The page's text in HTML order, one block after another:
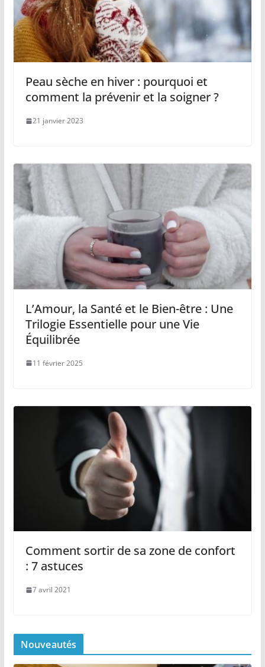
Peau sèche en hiver : pourquoi et
comment la prévenir et la soigner ?
21 janvier 2023
L’Amour, la Santé et le Bien-être : Une
Trilogie Essentielle pour une Vie
Équilibrée
11 février 2025
Comment sortir de sa zone de confort
: 7 astuces
7 avril 2021
Nouveautés